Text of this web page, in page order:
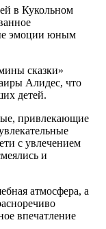
в Кукольном
эмоции юным
сказки»
Алидес, что
детей.
привлекающие
с увлечением
и
атмосфера, а
впечатление